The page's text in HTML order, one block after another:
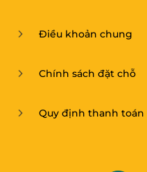
Điều khoản chung
Chính sách đặt chỗ
Quy định thanh toán